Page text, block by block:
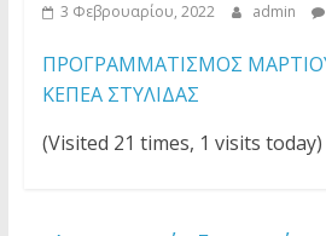
3 Φεβρουαρίου, 2022 admin
ΠΡΟΓΡΑΜΜΑΤΙΣΜΟΣ ΜΑΡΤΙΟΥ
ΚΕΠΕΑ ΣΤΥΛΙΔΑΣ
(Visited 21 times, 1 visits today)